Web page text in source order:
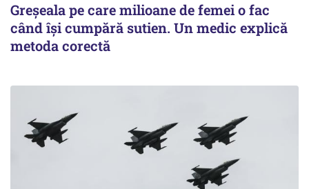
Greșeala pe care milioane de femei o fac
când își cumpără sutien. Un medic explică
metoda corectă